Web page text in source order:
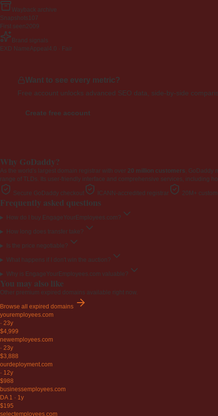
Wayback archive
Snapshots 107
First seen2009
Brand signals
EXD NameAppeal 4.0 · Fair
Want to see every metric?
Free account unlocks advanced SEO data, side-by-side
Create free account
Why GoDaddy?
As the world's largest domain registrar with over 20 million customers, GoDaddy
range of TLDs. Its user-friendly interface and comprehensive services, including
Secure GoDaddy checkout ICANN-accredited registrar 20M+
Frequently asked questions
How do I buy EngageYourEmployees.com?
How long does transfer take?
Is the price negotiable?
What happens if I don't win the auction?
Why is EngageYourEmployees.com valuable?
You may also like
Other premium expired domains available right now.
Browse all expired domains
youremployees.com
· 23y
$4,999
newemployees.com
· 23y
$3,888
ourdeployment.com
· 12y
$988
businessemployees.com
DA 1 · 1y
$195
selectemployees.com